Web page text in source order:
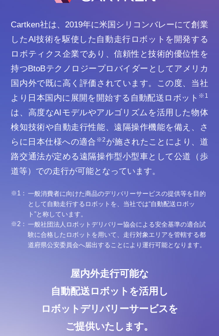
Cartken社は、2019年に米国シリコンバレーにて創業
したAI技術を駆使した自動走行ロボットを開発する
ロボティクス企業であり、信頼性と技術的優位性を
持つBtoBテクノロジープロバイダーとしてアメリカ
国内外で既に高く評価されています。この度、当社
より日本国内に展開を開始する自動配送ロボット ※1
は、⾼度なAIモデルやアルゴリズムを活⽤した物体
検知技術や自動走行性能、遠隔操作機能を備え、さ
らに⽇本仕様への適合 ※2 が施されたことにより、道
路交通法が定める遠隔操作型⼩型⾞として公道（歩
道等）での⾛⾏が可能となっています。
一般消費者に向けた商品のデリバリーサービスの提供等を目的
として自動走行するロボットを、当社では“自動配送ロボッ
ト”と称しています。
⼀般社団法⼈ロボットデリバリー協会による安全基準の適合試
験に合格したロボットを用いて、走行対象エリアを管轄する都
道府県公安委員会へ届出することにより運⾏可能となります。
屋内外走行可能な
自動配送ロボットを活用し
ロボットデリバリーサービスを
ご提供いたします。